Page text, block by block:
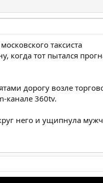
таксиста
когда тот пытался
дорогу возле
канале 360tv.
него и ущипнула